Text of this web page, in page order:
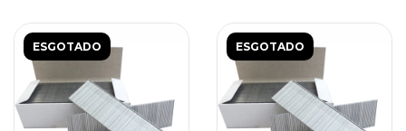
ESGOTADO ESGOTADO